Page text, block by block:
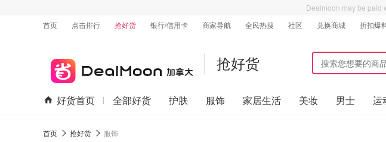
Dealmoon may be paid
首页
点击排行 抢好货 银行/信用卡 商家导航 全民热搜 社区 兑换商城 折扣爆
抢好货
好货首页 全部好货 护肤 服饰 家居生活 美妆 男士 运
首页 抢好货 服饰